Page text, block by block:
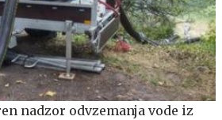
nadzor odvzemanja vode iz